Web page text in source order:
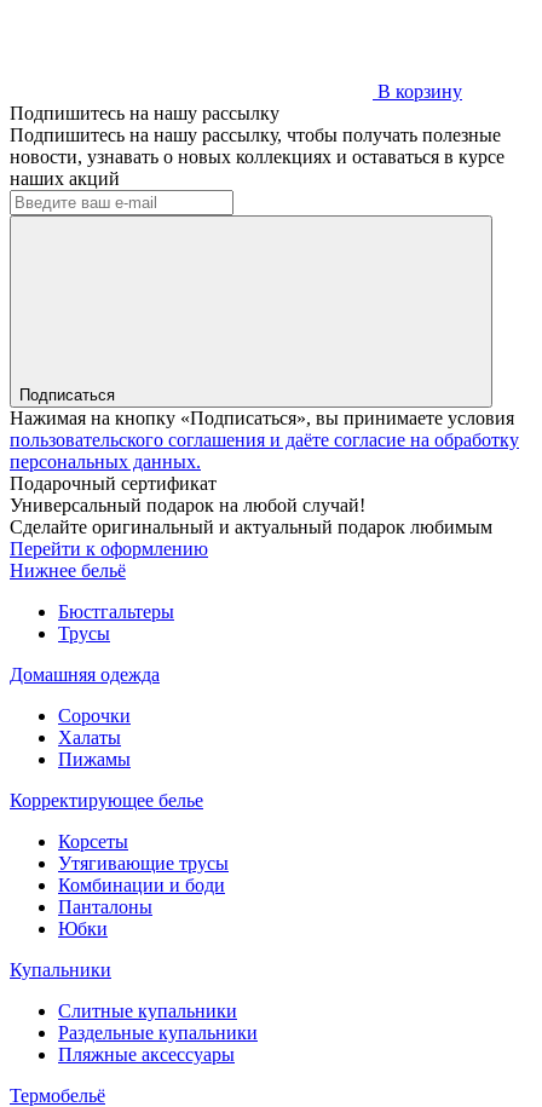
В корзину
Подпишитесь на нашу рассылку
Подпишитесь на нашу рассылку, чтобы получать полезные
новости, узнавать о новых коллекциях и оставаться в курсе
наших акций
Подписаться
Нажимая на кнопку «Подписаться», вы принимаете условия
пользовательского соглашения и даёте согласие на обработку
персональных данных.
Подарочный сертификат
Универсальный подарок на любой случай!
Сделайте оригинальный и актуальный подарок любимым
Перейти к оформлению
Нижнее бельё
Бюстгальтеры
Трусы
Домашняя одежда
Сорочки
Халаты
Пижамы
Корректирующее белье
Корсеты
Утягивающие трусы
Комбинации и боди
Панталоны
Юбки
Купальники
Слитные купальники
Раздельные купальники
Пляжные аксессуары
Термобельё